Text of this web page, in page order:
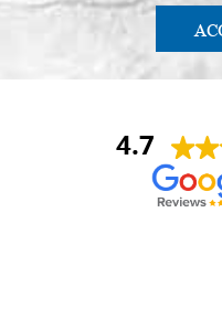
4.7
Andrea Monguzzi